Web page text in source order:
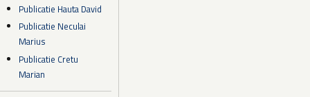
Publicatie Hauta David
Publicatie Neculai
Marius
Publicatie Cretu
Marian